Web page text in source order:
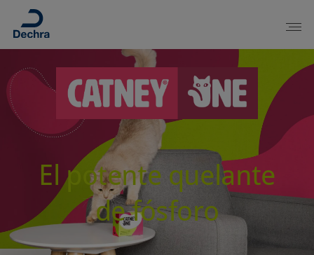
El potente quelante
de fósforo